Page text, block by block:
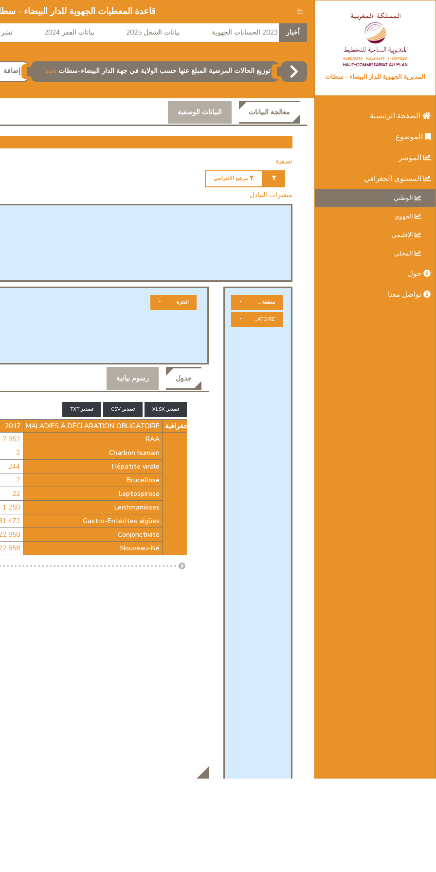
المديرية الجهوية للدار البيضاء - سطات
الصفحة الرئيسية
الموضوع
المؤشر
المستوى الجغرافي
الوطني
الجهوي
الإقليمي
المحلي
حول
تواصل معنا
قاعدة المعطيات الجهوية للدار البيضاء -
أخبار 2023 الحسابات الجهوية بيانات الشغل 2025 بيانات الفقر 2024 نشر
توزيع الحالات المرضية المبلغ عنها حسب الولاية في جهة الدار البيضاء-سطات (عدد) إضافة
معالجة البيانات البيانات الوصفية
تصفية
مرشح الافتراضي
متغيرات التبادل
منطقة جغرافية
MALADIES À DÉCLARATION OBLIGATOIRE
الفترة
جدول رسوم بيانية
تصدير XLSX تصدير CSV تصدير TXT
منطقة جغرافية MALADIES À DÉCLARATION OBLIGATOIRE
2017
RAA
7 352
Charbon humain
2
Hépatite virale
244
Brucellose
2
Leptospirose
22
Leishmanioses
1 250
Gastro-Entérites aigües
472
Conjonctivite
858
Nouveau-Né
858